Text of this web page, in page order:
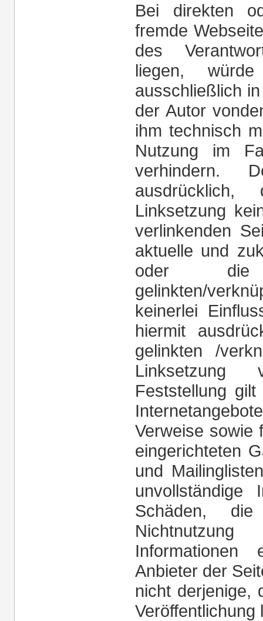
Bei direkten
fremde
des
liegen, würde
ausschließlich
der Autor
ihm technisch
Nutzung im
verhindern.
Linksetzung
verlinkenden
aktuelle und
oder die
gelinkten/
keinerlei
hiermit
gelinkten /
Linksetzung
Feststellung
Verweise sowie
eingerichteten
und
unvollständige
Schäden,
Anbieter der
nicht derjenige,
Veröffentlichung